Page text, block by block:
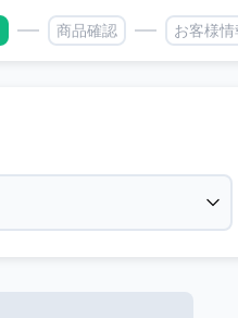
商品確認 お客様情